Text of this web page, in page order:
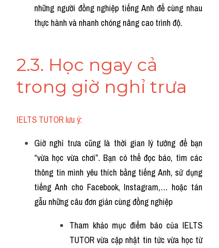
những người đồng nghiệp tiếng Anh để cùng nhau
thực hành và nhanh chóng nâng cao trình độ.
2.3. Học ngay cả
trong giờ nghỉ trưa
IELTS TUTOR lưu ý:
Giờ nghỉ trưa cũng là thời gian lý tưởng để bạn
“vừa học vừa chơi”. Bạn có thể đọc báo, tìm các
thông tin mình yêu thích bằng tiếng Anh, sử dụng
tiếng Anh cho Facebook, Instagram,… hoặc tán
gẫu những câu đơn giản cùng đồng nghiệp
Tham khảo mục điểm báo của IELTS
TUTOR vừa cập nhật tin tức vừa học từ